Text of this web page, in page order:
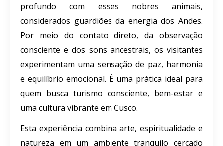
profundo com esses nobres animais,
considerados guardiões da energia dos Andes.
Por meio do contato direto, da observação
consciente e dos sons ancestrais, os visitantes
experimentam uma sensação de paz, harmonia
e equilíbrio emocional. É uma prática ideal para
quem busca turismo consciente, bem-estar e
uma cultura vibrante em Cusco.
Esta experiência combina arte, espiritualidade e
natureza em um ambiente tranquilo cercado